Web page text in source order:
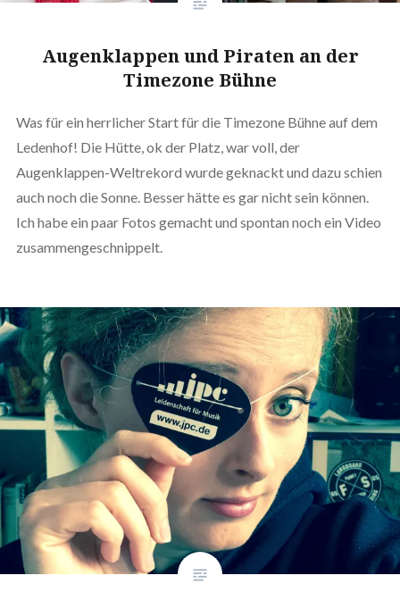
Augenklappen und Piraten an der
Timezone Bühne
Was für ein herrlicher Start für die Timezone Bühne auf dem
Ledenhof! Die Hütte, ok der Platz, war voll, der
Augenklappen-Weltrekord wurde geknackt und dazu schien
auch noch die Sonne. Besser hätte es gar nicht sein können.
Ich habe ein paar Fotos gemacht und spontan noch ein Video
zusammengeschnippelt.